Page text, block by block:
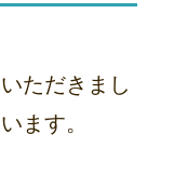
ただきまし
ます。